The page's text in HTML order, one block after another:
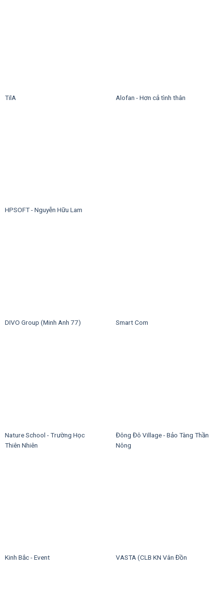
TilA Alofan - Hơn cả tình thân
HPSOFT - Nguyễn Hữu Lam
DIVO Group (Minh Anh 77) Smart Com
Nature School - Trường Học
Thiên Nhiên
Đông Đô Village - Bảo Tàng Thần
Nông
Kinh Bắc - Event VASTA (CLB KN Vân Đồn